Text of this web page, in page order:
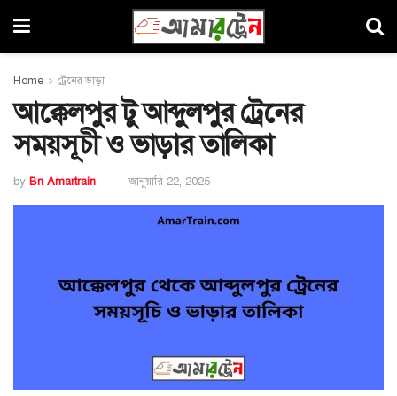
Home ট্রেনের ভাড়া
আক্কেলপুর টু আব্দুলপুর ট্রেনের
সময়সূচী ও ভাড়ার তালিকা
by Bn Amartrain জানুয়ারি 22, 2025